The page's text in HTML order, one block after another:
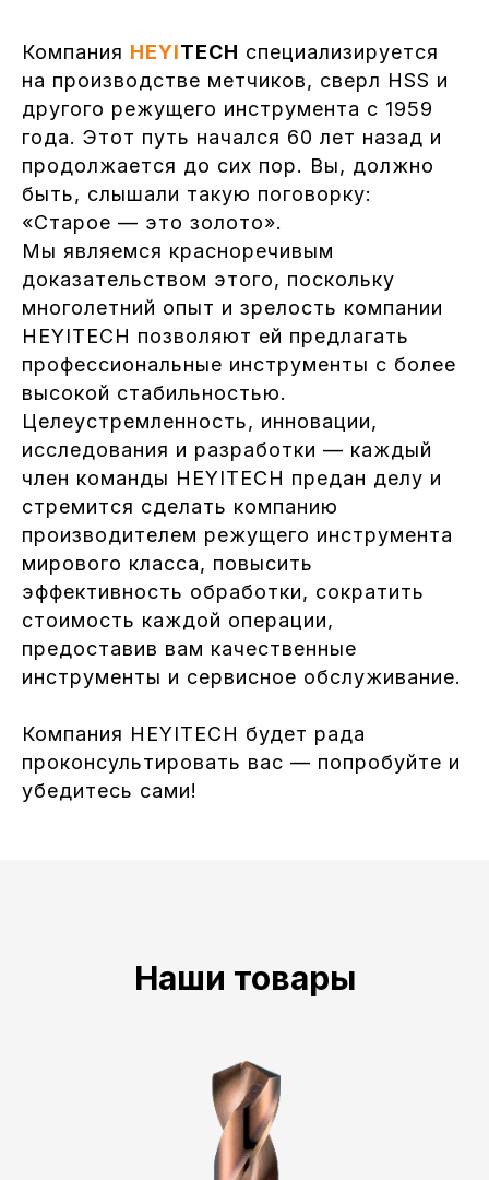
Компания HEYITECH специализируется
на производстве метчиков, сверл HSS и
другого режущего инструмента с 1959
года. Этот путь начался 60 лет назад и
продолжается до сих пор. Вы, должно
быть, слышали такую поговорку:
«Старое — это золото».
Мы являемся красноречивым
доказательством этого, поскольку
многолетний опыт и зрелость компании
HEYITECH позволяют ей предлагать
профессиональные инструменты с более
высокой стабильностью.
Целеустремленность, инновации,
исследования и разработки — каждый
член команды HEYITECH предан делу и
стремится сделать компанию
производителем режущего инструмента
мирового класса, повысить
эффективность обработки, сократить
стоимость каждой операции,
предоставив вам качественные
инструменты и сервисное обслуживание.
Компания HEYITECH будет рада
проконсультировать вас — попробуйте и
убедитесь сами!
Наши товары